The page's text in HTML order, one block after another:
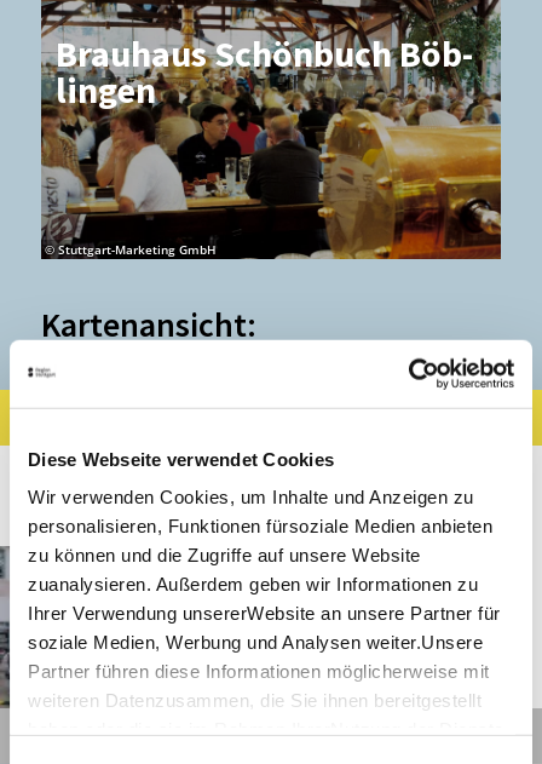
Diese Webseite verwendet Cookies
Wir verwenden Cookies, um Inhalte und Anzeigen zu
personalisieren, Funktionen fürsoziale Medien anbieten
zu können und die Zugriffe auf unsere Website
zuanalysieren. Außerdem geben wir Informationen zu
Ihrer Verwendung unsererWebsite an unsere Partner für
soziale Medien, Werbung und Analysen weiter.Unsere
Partner führen diese Informationen möglicherweise mit
weiteren Datenzusammen, die Sie ihnen bereitgestellt
© Stuttgart-Marketing GmbH
Brau­haus Schön­buch Böb­
lin­gen
Kartenansicht:
Ergebnisse filtern Karte anzeigen
3Ergebnisse
©
Böblingen Entfernung anzeigen
Motorworld Region Stuttgart
in Böblingen
Geöffnet von 07:30 bis 22:00 Uhr
Details